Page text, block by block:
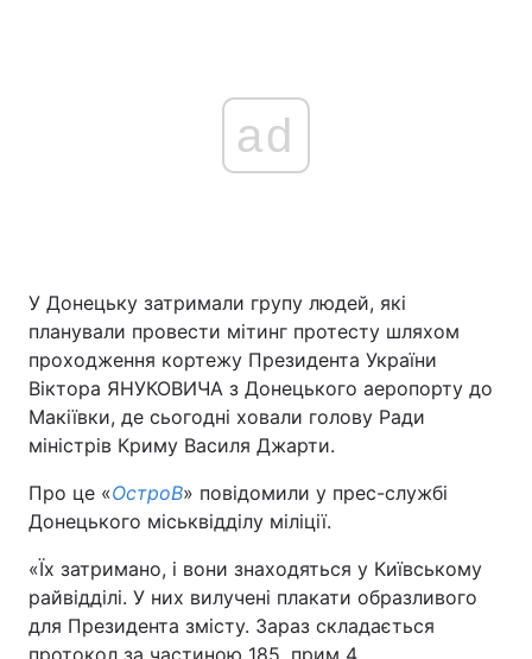
ad
У Донецьку затримали групу людей, які
планували провести мітинг протесту шляхом
проходження кортежу Президента України
Віктора ЯНУКОВИЧА з Донецького аеропорту до
Макіївки, де сьогодні ховали голову Ради
міністрів Криму Василя Джарти.
Про це «ОстроВ» повідомили у прес-службі
Донецького міськвідділу міліції.
«Їх затримано, і вони знаходяться у Київському
райвідділі. У них вилучені плакати образливого
для Президента змісту. Зараз складається
протокол за частиною 185. прим 4